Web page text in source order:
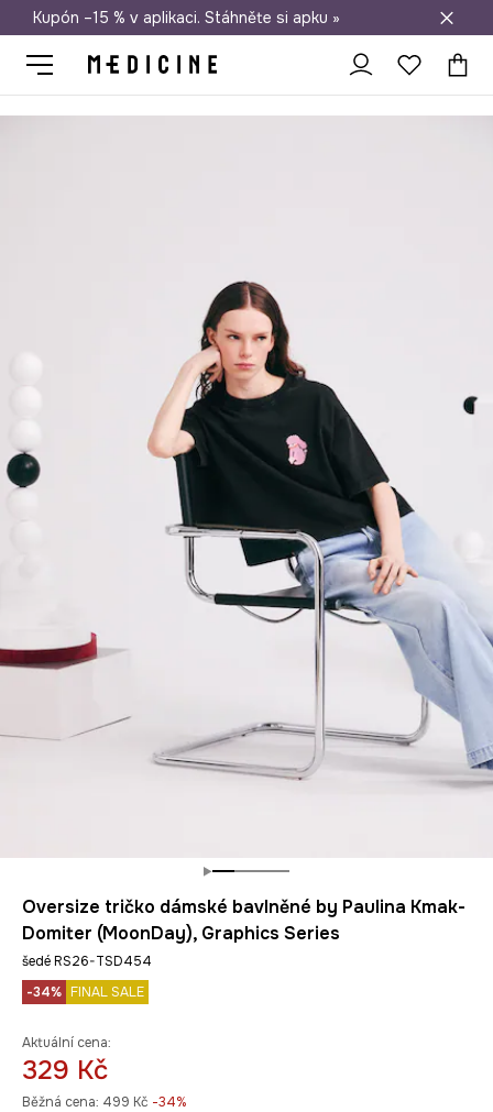
Doprava zdarma při nákupu nad 1 200 Kč
Kupón –15 % v aplikaci. Stáhněte si apku »
Oversize tričko dámské bavlněné by Paulina Kmak-
Domiter (MoonDay), Graphics Series
šedé RS26-TSD454
-34% FINAL SALE
Aktuální cena:
329 Kč
Běžná cena: 499 Kč -34%